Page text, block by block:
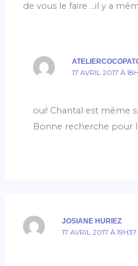
de vous le faire …il y a
17 AVRIL 2017 À
oui! Chantal est même
Bonne recherche pour
JOSIANE HURIEZ
17 AVRIL 2017 À 19H37